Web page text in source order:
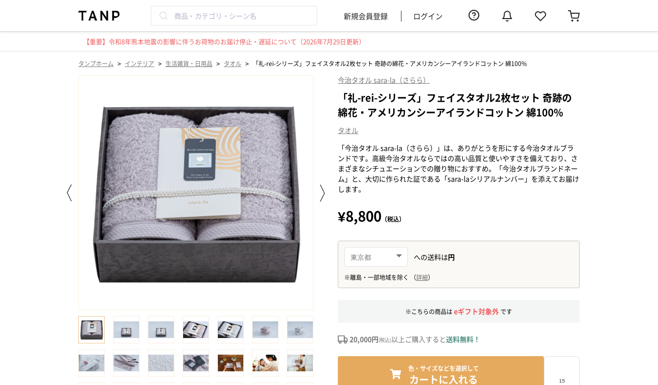
新規会員登録 ログイン
【重要】令和8年熊本地震の影響に伴うお荷物のお届け停止・遅延について（2026年7月29日更新）
タンプホーム > インテリア > 生活雑貨・日用品 > タオル > 「礼-rei-シリーズ」フェイスタオル2枚セット 奇跡の綿花・アメリカンシーアイランドコットン 綿100%
今治タオル sara-la（さらら）
「礼-rei-シリーズ」フェイスタオル2枚セット 奇跡の
綿花・アメリカンシーアイランドコットン 綿100%
タオル
「今治タオル sara-la（さらら）」は、ありがとうを形にする今治タオルブラ
ンドです。高級今治タオルならではの高い品質と使いやすさを備えており、さ
まざまなシチュエーションでの贈り物におすすめ。「今治タオルブランドネー
ム」と、大切に作られた証である「sara-laシリアルナンバー」を添えてお届け
します。
¥8,800 （税込）
※こちらの商品はeギフト対象外 です
20,000円(税込)以上ご購入すると送料無料！
色・サイズなどを選択して
カートに入れる